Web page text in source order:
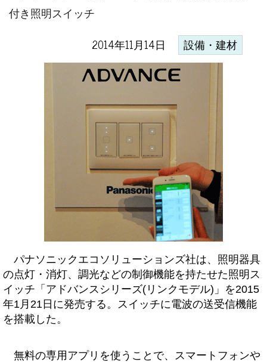
付き照明スイッチ
2014年11月14日 設備・建材
パナソニックエコソリューションズ社は、照明器具
の点灯・消灯、調光などの制御機能を持たせた照明ス
イッチ「アドバンスシリーズ(リンクモデル)」を2015
年1月21日に発売する。スイッチに電波の送受信機能
を搭載した。
無料の専用アプリを使うことで、スマートフォンや